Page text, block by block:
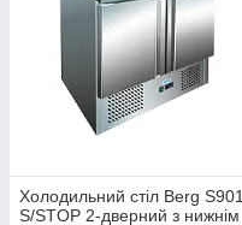
Холодильний стіл Berg S901
S/STOP 2-дверний з нижнім